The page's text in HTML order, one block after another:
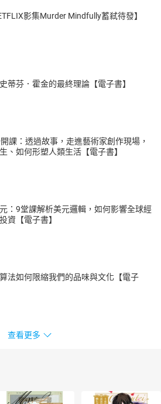
影集Murder Mindfully蓄弒待發】
蒂芬．霍金的最終理論【電子書】
課：透過故事，走進藝術家創作現場，
、如何形塑人類生活【電子書】
：9堂課解析美元邏輯，如何影響全球經
資【電子書】
法如何限縮我們的品味與文化【電子
查看更多